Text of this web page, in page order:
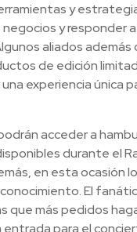
y
negocios y responder
aliados
de edición
experiencia única
acceder a
durante el
en esta ocasión
El
que más pedidos
para el